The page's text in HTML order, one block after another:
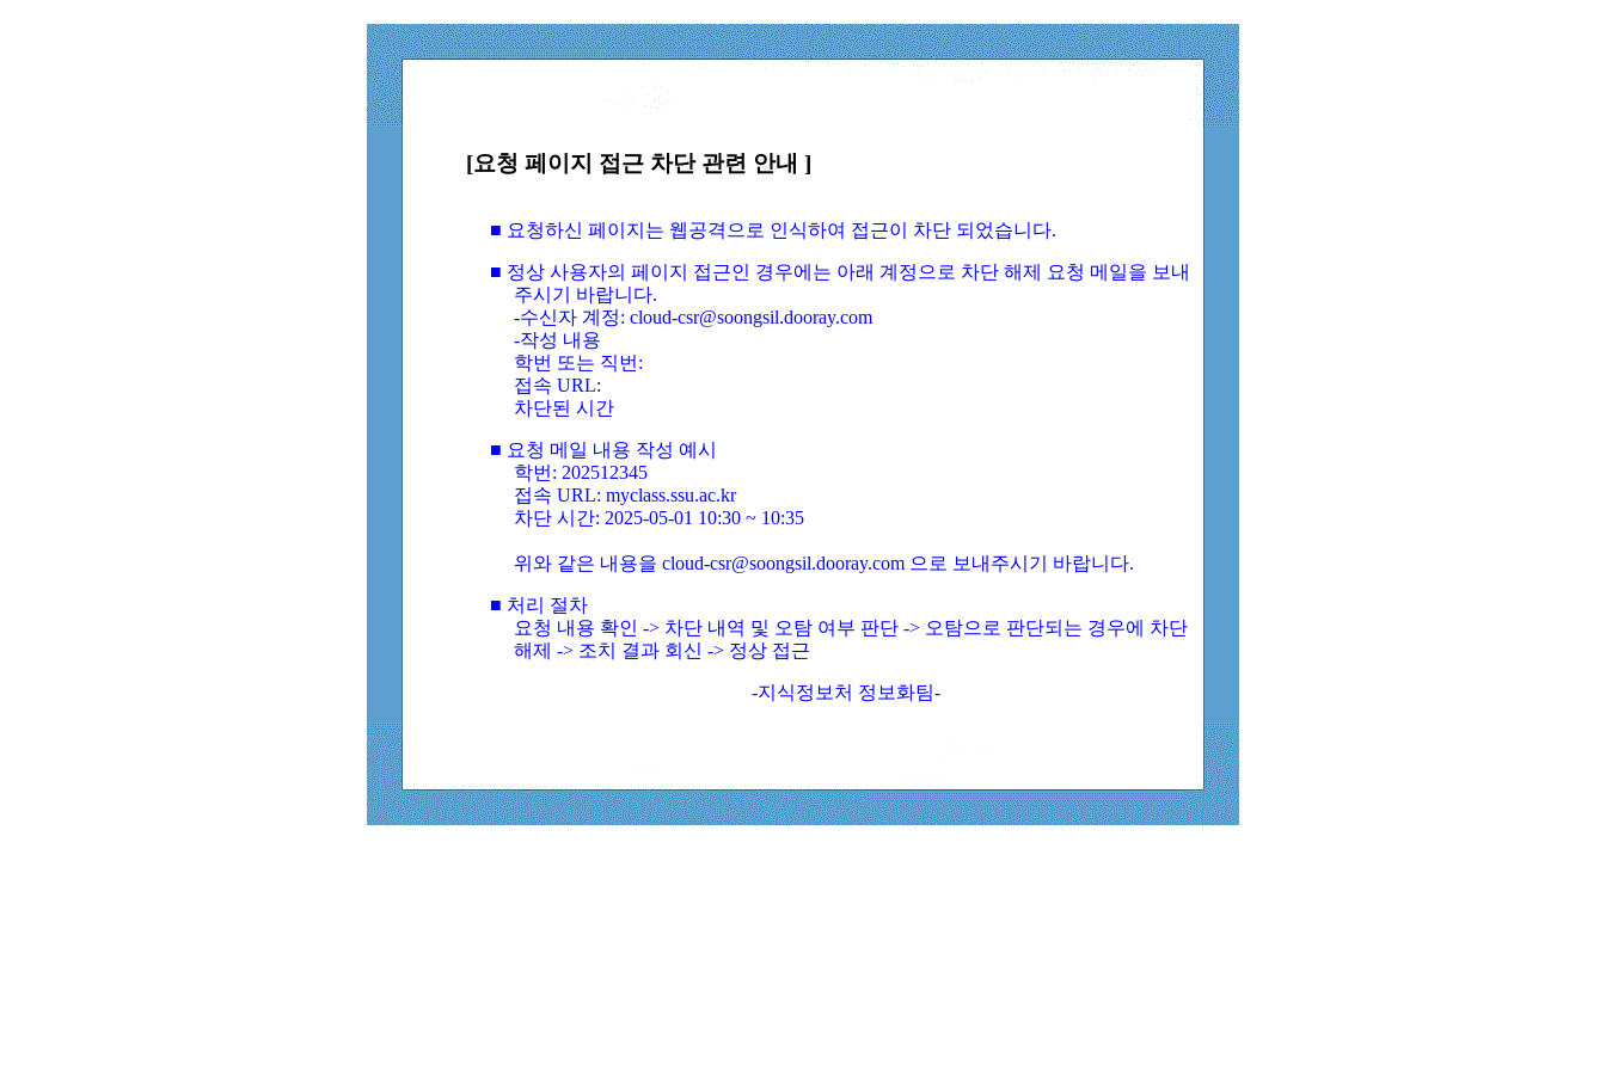
[요청 페이지 접근 차단 관련 안내 ]
■ 요청하신 페이지는 웹공격으로 인식하여 접근이 차단 되었습니다.
■ 정상 사용자의 페이지 접근인 경우에는 아래 계정으로 차단 해제 요청 메일을 보내
주시기 바랍니다.
-수신자 계정: cloud-csr@soongsil.dooray.com
-작성 내용
학번 또는 직번:
접속 URL:
차단된 시간
■ 요청 메일 내용 작성 예시
학번: 202512345
접속 URL: myclass.ssu.ac.kr
차단 시간: 2025-05-01 10:30 ~ 10:35
위와 같은 내용을 cloud-csr@soongsil.dooray.com 으로 보내주시기 바랍니다.
■ 처리 절차
요청 내용 확인 -> 차단 내역 및 오탐 여부 판단 -> 오탐으로 판단되는 경우에 차단
해제 -> 조치 결과 회신 -> 정상 접근
-지식정보처 정보화팀-